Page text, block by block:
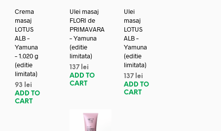
Crema
masaj
LOTUS
ALB –
Yamuna
– 1.020 g
(editie
limitata)
93
lei
ADD TO
CART
Ulei masaj
FLORI de
PRIMAVARA
– Yamuna
(editie
limitata)
137 lei
ADD TO
CART
Ulei
masaj
LOTUS
ALB –
Yamuna
(editie
limitata)
137 lei
ADD TO
CART